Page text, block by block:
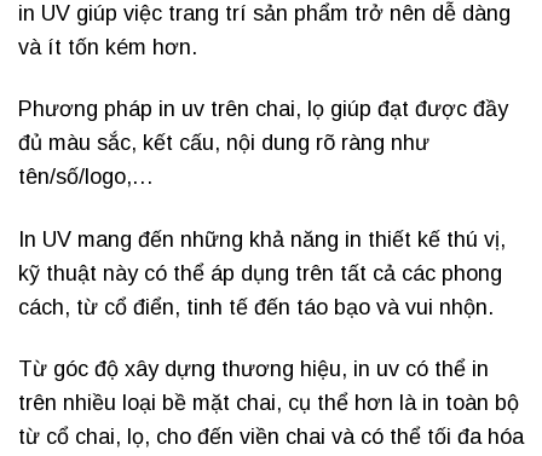
in UV giúp việc trang trí sản phẩm trở nên dễ dàng
và ít tốn kém hơn.
Phương pháp in uv trên chai, lọ giúp đạt được đầy
đủ màu sắc, kết cấu, nội dung rõ ràng như
tên/số/logo,…
In UV mang đến những khả năng in thiết kế thú vị,
kỹ thuật này có thể áp dụng trên tất cả các phong
cách, từ cổ điển, tinh tế đến táo bạo và vui nhộn.
Từ góc độ xây dựng thương hiệu, in uv có thể in
trên nhiều loại bề mặt chai, cụ thể hơn là in toàn bộ
từ cổ chai, lọ, cho đến viền chai và có thể tối đa hóa